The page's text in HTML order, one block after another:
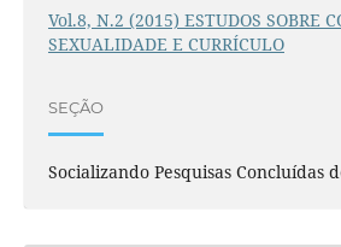
Vol.8, N.2 (2015) ESTUDOS SOBRE
SEXUALIDADE E CURRÍCULO
SEÇÃO
Socializando Pesquisas Concluídas